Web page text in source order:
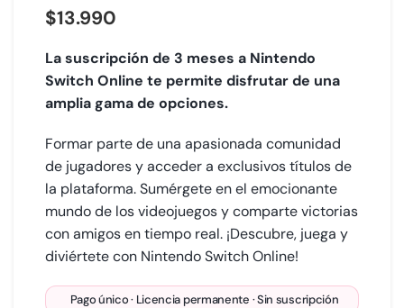
$13.990
La suscripción de 3 meses a Nintendo
Switch Online te permite disfrutar de una
amplia gama de opciones.
Formar parte de una apasionada comunidad
de jugadores y acceder a exclusivos títulos de
la plataforma. Sumérgete en el emocionante
mundo de los videojuegos y comparte victorias
con amigos en tiempo real. ¡Descubre, juega y
diviértete con Nintendo Switch Online!
Pago único · Licencia permanente · Sin suscripción